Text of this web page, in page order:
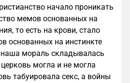
начало проникать
мемов основанных на
то есть на крови, стало
основанных на инстинкте
наша мораль складывалась
могла и не могла
табуировала секс, а войны